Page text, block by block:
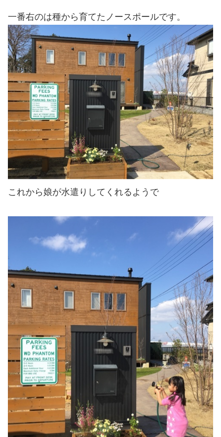
一番右のは種から育てたノースポールです。
これから娘が水遣りしてくれるようで